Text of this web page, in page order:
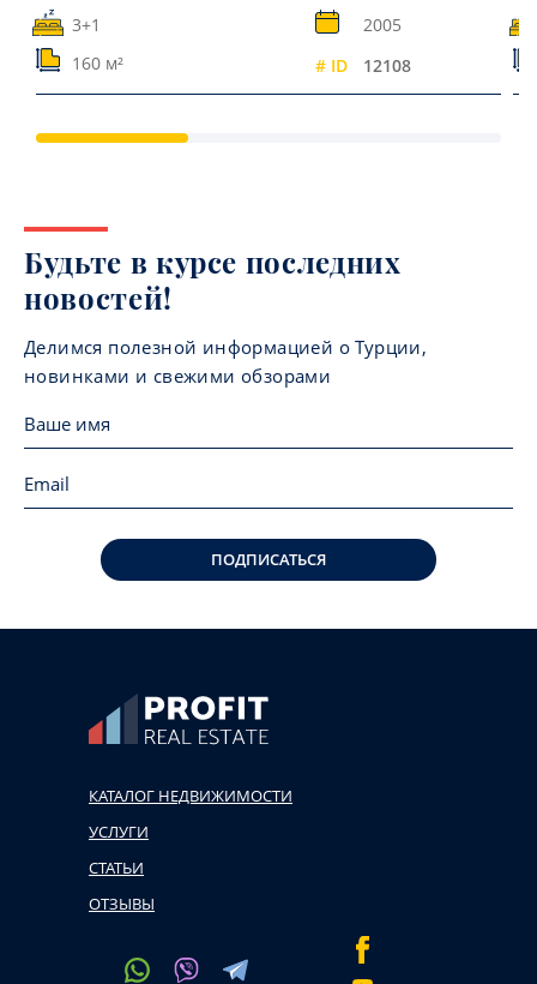
3+1
2005
160 м²
# ID 12108
Будьте в курсе последних
новостей!
Делимся полезной информацией о Турции,
новинками и свежими обзорами
ПОДПИСАТЬСЯ
КАТАЛОГ НЕДВИЖИМОСТИ
УСЛУГИ
СТАТЬИ
ОТЗЫВЫ